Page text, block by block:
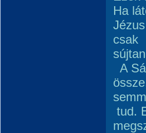
Ha
csak
A
tud.